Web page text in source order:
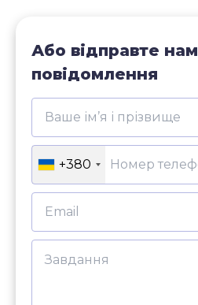
Або відправте нам
повідомлення
+380